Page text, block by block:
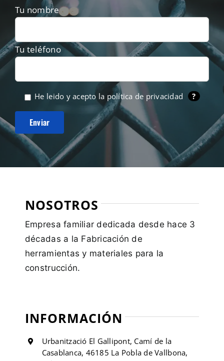
Tu nombre
Tu teléfono
He leido y acepto la política de privacidad ?
NOSOTROS
Empresa familiar dedicada desde hace 3
décadas a la Fabricación de
herramientas y materiales para la
construcción.
INFORMACIÓN
Urbanització El Gallipont, Camí de la
Casablanca, 46185 La Pobla de Vallbona,